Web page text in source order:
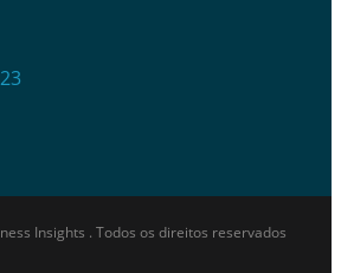
Insights . Todos os direitos reservados